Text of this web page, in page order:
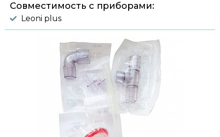
Совместимость с приборами:
Leoni plus